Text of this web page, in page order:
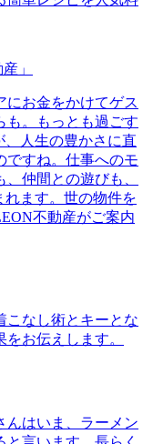
」
にお金をかけてゲス
も。もっとも過ごす
、人生の豊かさに直
ですね。仕事へのモ
仲間との遊びも、
れます。世の物件を
不動産がご案内
こなし術とキーとな
お伝えします。
んはいま、ラーメン